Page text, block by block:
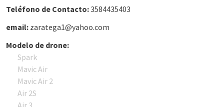
Teléfono de Contacto:3584435403
email: zaratega1@yahoo.com
Modelo de drone:
Spark
Mavic Air
Mavic Air 2
Air 2S
Air 3